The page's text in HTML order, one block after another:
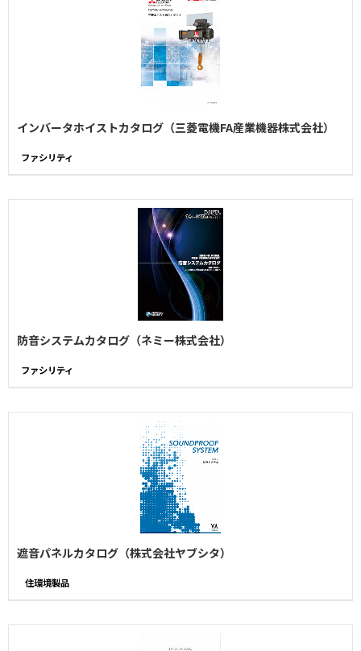
インバータホイストカタログ（三菱電機FA産業機器株式会社）
ファシリティ
防音システムカタログ（ネミー株式会社）
ファシリティ
遮音パネルカタログ（株式会社ヤブシタ）
住環境製品